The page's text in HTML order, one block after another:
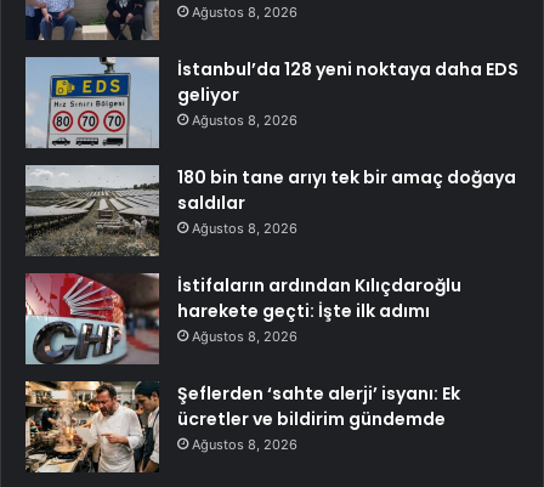
Ağustos 8, 2026
İstanbul’da 128 yeni noktaya daha EDS
geliyor
Ağustos 8, 2026
180 bin tane arıyı tek bir amaç doğaya
saldılar
Ağustos 8, 2026
İstifaların ardından Kılıçdaroğlu
harekete geçti: İşte ilk adımı
Ağustos 8, 2026
Şeflerden ‘sahte alerji’ isyanı: Ek
ücretler ve bildirim gündemde
Ağustos 8, 2026